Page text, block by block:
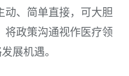
动、简单直接，可大胆
将政策沟通视作医疗领
展机遇。